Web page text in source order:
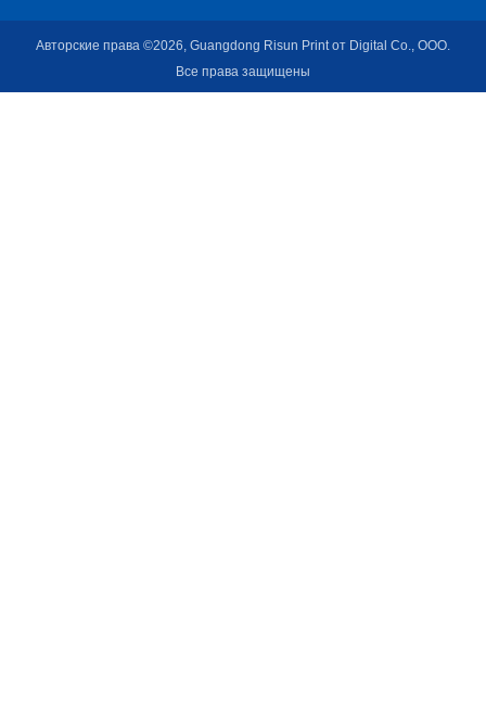
Авторские права ©2026, Guangdong Risun Print от Digital Co., ООО.
Все права защищены